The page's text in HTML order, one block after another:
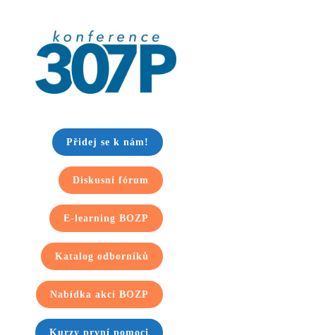
Přidej se k nám!
Diskusní fórum
E-learning BOZP
Katalog odborníků
Nabídka akcí BOZP
Kurzy první pomoci